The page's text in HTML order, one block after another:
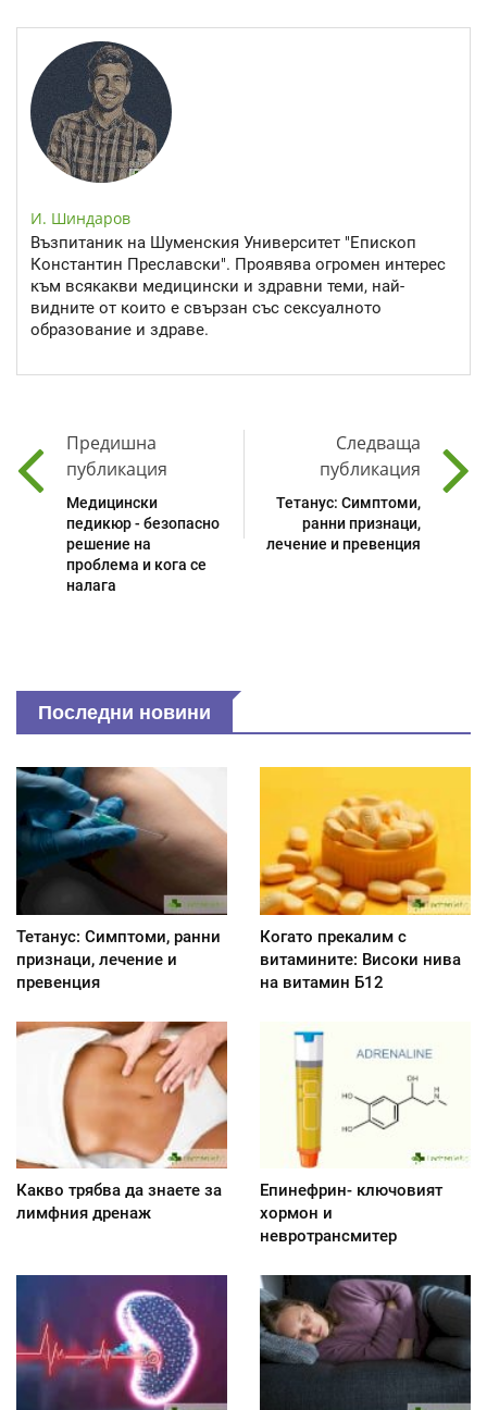
И. Шиндаров
Възпитаник на Шуменския Университет "Епископ
Константин Преславски". Проявява огромен интерес
към всякакви медицински и здравни теми, най-
видните от които е свързан със сексуалното
образование и здраве.
Предишна
публикация
Медицински
педикюр - безопасно
решение на
проблема и кога се
налага
Следваща
публикация
Тетанус: Симптоми,
ранни признаци,
лечение и превенция
Последни новини
Тетанус: Симптоми, ранни
признаци, лечение и
превенция
Когато прекалим с
витамините: Високи нива
на витамин Б12
Какво трябва да знаете за
лимфния дренаж
Епинефрин- ключовият
хормон и
невротрансмитер